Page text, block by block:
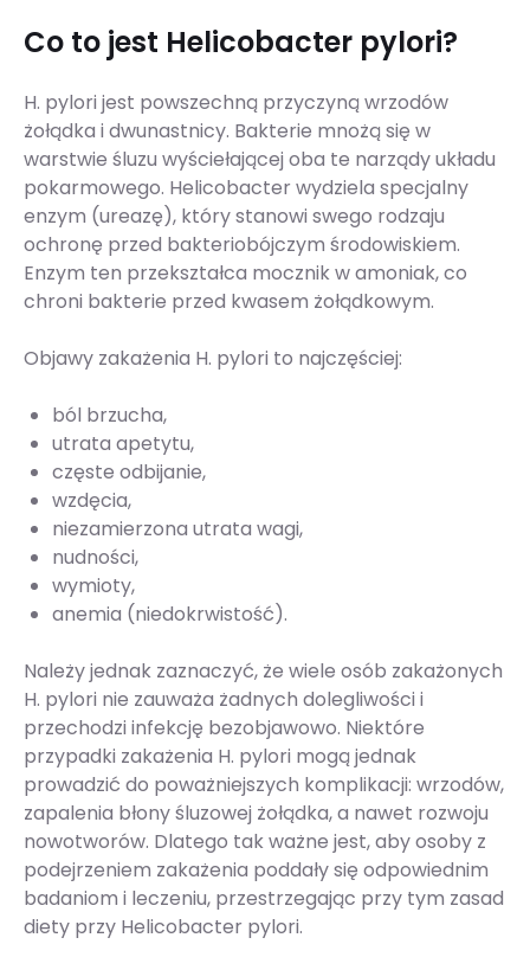
Co to jest Helicobacter pylori?
H. pylori jest powszechną przyczyną wrzodów
żołądka i dwunastnicy. Bakterie mnożą się w
warstwie śluzu wyściełającej oba te narządy układu
pokarmowego. Helicobacter wydziela specjalny
enzym (ureazę), który stanowi swego rodzaju
ochronę przed bakteriobójczym środowiskiem.
Enzym ten przekształca mocznik w amoniak, co
chroni bakterie przed kwasem żołądkowym.
Objawy zakażenia H. pylori to najczęściej:
ból brzucha,
utrata apetytu,
częste odbijanie,
wzdęcia,
niezamierzona utrata wagi,
nudności,
wymioty,
anemia (niedokrwistość)​​​​.
Należy jednak zaznaczyć, że wiele osób zakażonych
H. pylori nie zauważa żadnych dolegliwości i
przechodzi infekcję bezobjawowo. Niektóre
przypadki zakażenia H. pylori mogą jednak
prowadzić do poważniejszych komplikacji: wrzodów,
zapalenia błony śluzowej żołądka, a nawet rozwoju
nowotworów. Dlatego tak ważne jest, aby osoby z
podejrzeniem zakażenia poddały się odpowiednim
badaniom i leczeniu, przestrzegając przy tym zasad
diety przy Helicobacter pylori.